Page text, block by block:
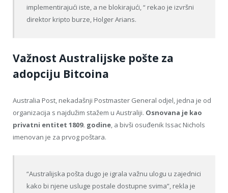
implementirajući iste, a ne blokirajući, “ rekao je izvršni
direktor kripto burze, Holger Arians.
Važnost Australijske pošte za
adopciju Bitcoina
Australia Post, nekadašnji Postmaster General odjel, jedna je od
organizacija s najdužim stažem u Australiji. Osnovana je kao
privatni entitet 1809. godine, a bivši osuđenik Issac Nichols
imenovan je za prvog poštara.
“Australijska pošta dugo je igrala važnu ulogu u zajednici
kako bi njene usluge postale dostupne svima”, rekla je